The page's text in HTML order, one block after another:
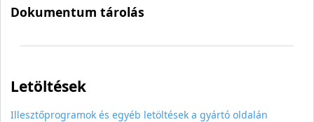
Dokumentum tárolás
Letöltések
Illesztőprogramok és egyéb letöltések a gyártó oldalán